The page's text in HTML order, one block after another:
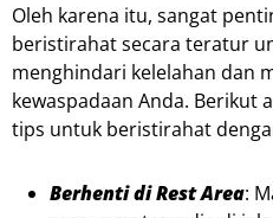
Oleh karena itu, sangat
beristirahat secara teratur
menghindari kelelahan dan
kewaspadaan Anda. Berikut
tips untuk beristirahat
Berhenti di Rest Area: